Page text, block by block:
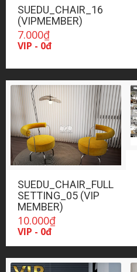
SUEDU_CHAIR_16
(VIPMEMBER)
7.000₫
VIP - 0đ
SUEDU_CHAIR_FULL
SETTING_05 (VIP
MEMBER)
10.000₫
VIP - 0đ